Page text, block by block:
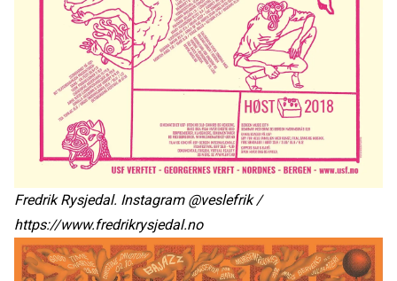
Fredrik Rysjedal. Instagram @veslefrik /
https://www.fredrikrysjedal.no